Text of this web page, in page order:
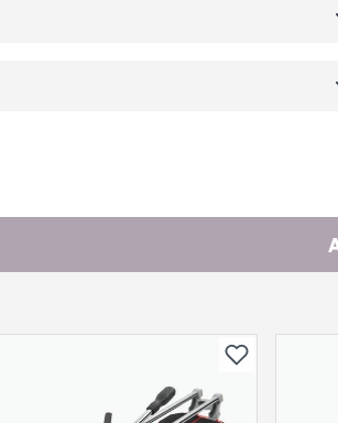
(dm3 per